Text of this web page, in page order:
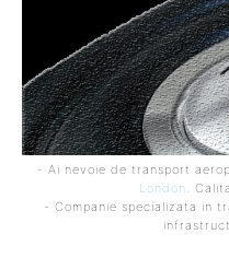
- Ai nevoie de transport
London.
- Companie specializata in